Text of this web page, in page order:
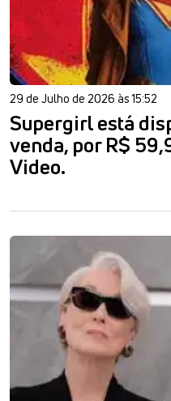
29 de Julho de 2026 às 15:52
Supergirl está
venda, por R$
Video.